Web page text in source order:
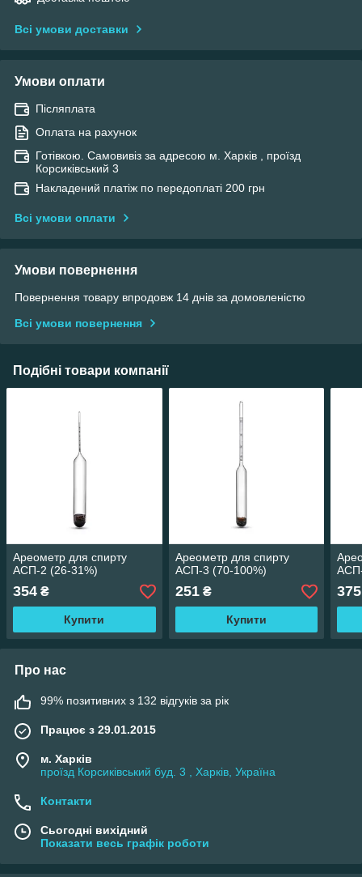
Всі умови доставки
Умови оплати
Післяплата
Оплата на рахунок
Готівкою. Самовивіз за адресою м. Харків , проїзд
Корсиківський 3
Накладений платіж по передоплаті 200 грн
Всі умови оплати
Умови повернення
Повернення товару впродовж 14 днів за домовленістю
Всі умови повернення
Подібні товари компанії
Ареометр для спирту
АСП-2 (26-31%)
354 ₴
Купити
Ареометр для спирту
АСП-3 (70-100%)
251₴
Купити
375
Про нас
99% позитивних з 132 відгуків за рік
Працює з 29.01.2015
м. Харків
проїзд Корсиківський буд. 3 , Харків, Україна
Контакти
Сьогодні вихідний
Показати весь графік роботи